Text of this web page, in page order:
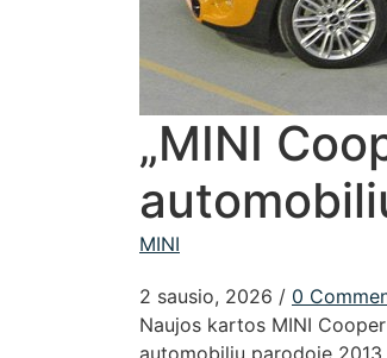
„MINI
MINI
2 sausio, 2026 / 0
Naujos kartos MINI
automobilių parodoje